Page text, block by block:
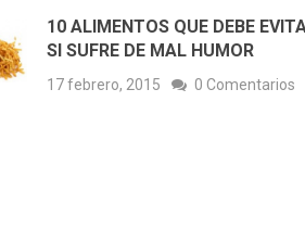
10 ALIMENTOS QUE DEBE
SI SUFRE DE MAL HUMOR
17 febrero, 2015 0 Comentarios